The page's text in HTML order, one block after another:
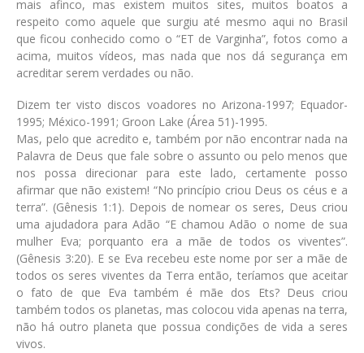
mais afinco, mas existem muitos sites, muitos boatos a
respeito como aquele que surgiu até mesmo aqui no Brasil
que ficou conhecido como o “ET de Varginha”, fotos como a
acima, muitos vídeos, mas nada que nos dá segurança em
acreditar serem verdades ou não.
Dizem ter visto discos voadores no Arizona-1997; Equador-
1995; México-1991; Groon Lake (Área 51)-1995.
Mas, pelo que acredito e, também por não encontrar nada na
Palavra de Deus que fale sobre o assunto ou pelo menos que
nos possa direcionar para este lado, certamente posso
afirmar que não existem! “No princípio criou Deus os céus e a
terra”. (Gênesis 1:1). Depois de nomear os seres, Deus criou
uma ajudadora para Adão “E chamou Adão o nome de sua
mulher Eva; porquanto era a mãe de todos os viventes”.
(Gênesis 3:20). E se Eva recebeu este nome por ser a mãe de
todos os seres viventes da Terra então, teríamos que aceitar
o fato de que Eva também é mãe dos Ets? Deus criou
também todos os planetas, mas colocou vida apenas na terra,
não há outro planeta que possua condições de vida a seres
vivos.